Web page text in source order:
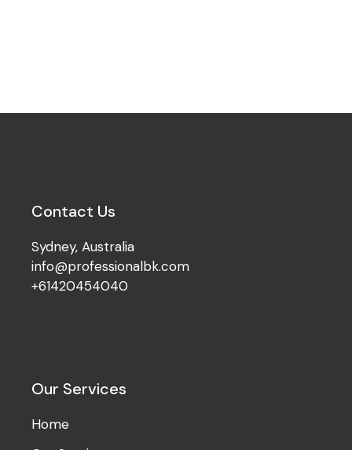
Contact Us
Sydney, Australia
info@professionalbk.com
+61420454040
Our Services
Home